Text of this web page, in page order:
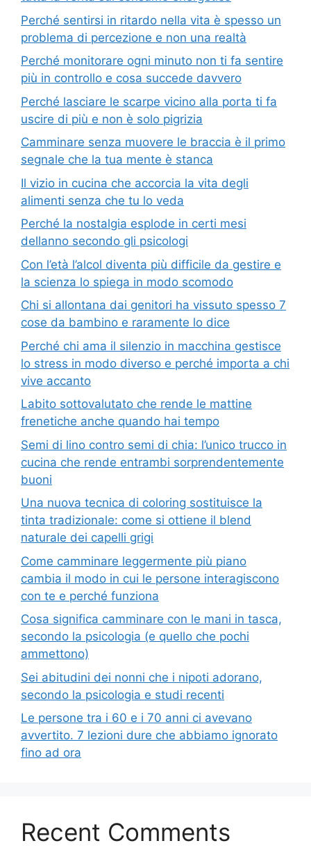
Perché sentirsi in ritardo nella vita è spesso un
problema di percezione e non una realtà
Perché monitorare ogni minuto non ti fa sentire
più in controllo e cosa succede davvero
Perché lasciare le scarpe vicino alla porta ti fa
uscire di più e non è solo pigrizia
Camminare senza muovere le braccia è il primo
segnale che la tua mente è stanca
Il vizio in cucina che accorcia la vita degli
alimenti senza che tu lo veda
Perché la nostalgia esplode in certi mesi
dellanno secondo gli psicologi
Con l’età l’alcol diventa più difficile da gestire e
la scienza lo spiega in modo scomodo
Chi si allontana dai genitori ha vissuto spesso 7
cose da bambino e raramente lo dice
Perché chi ama il silenzio in macchina gestisce
lo stress in modo diverso e perché importa a chi
vive accanto
Labito sottovalutato che rende le mattine
frenetiche anche quando hai tempo
Semi di lino contro semi di chia: l’unico trucco in
cucina che rende entrambi sorprendentemente
buoni
Una nuova tecnica di coloring sostituisce la
tinta tradizionale: come si ottiene il blend
naturale dei capelli grigi
Come camminare leggermente più piano
cambia il modo in cui le persone interagiscono
con te e perché funziona
Cosa significa camminare con le mani in tasca,
secondo la psicologia (e quello che pochi
ammettono)
Sei abitudini dei nonni che i nipoti adorano,
secondo la psicologia e studi recenti
Le persone tra i 60 e i 70 anni ci avevano
avvertito. 7 lezioni dure che abbiamo ignorato
fino ad ora
Recent Comments